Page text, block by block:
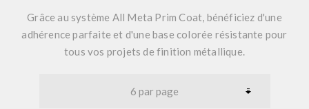
Grâce au système All Meta Prim Coat, bénéficiez d'une
adhérence parfaite et d'une base colorée résistante pour
tous vos projets de finition métallique.